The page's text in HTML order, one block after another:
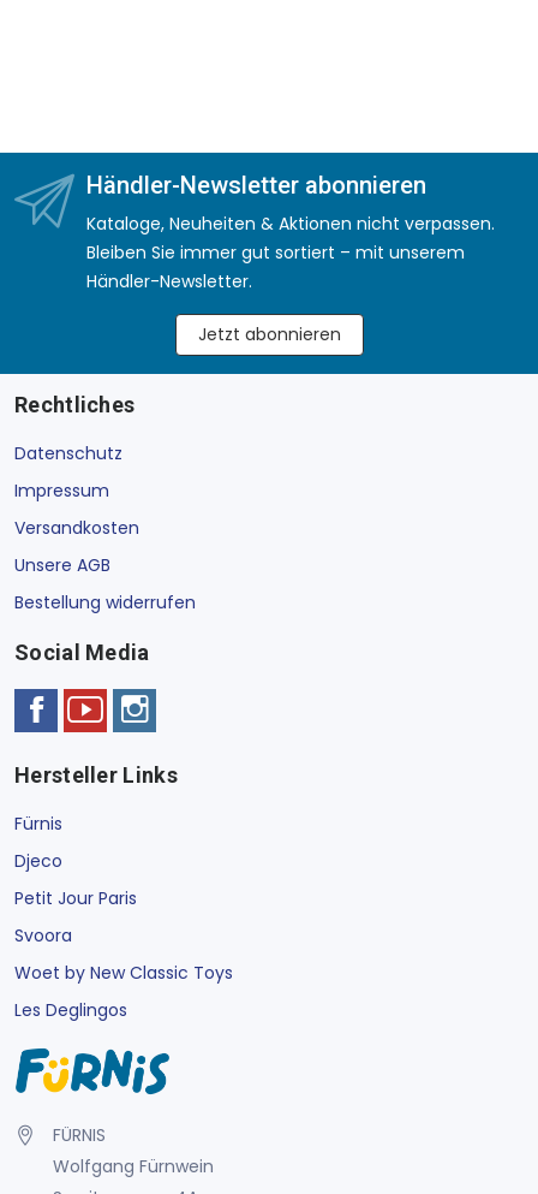
Händler-Newsletter abonnieren
Kataloge, Neuheiten & Aktionen nicht verpassen.
Bleiben Sie immer gut sortiert – mit unserem
Händler-Newsletter.
Jetzt abonnieren
Rechtliches
Datenschutz
Impressum
Versandkosten
Unsere AGB
Bestellung widerrufen
Social Media
Hersteller Links
Fürnis
Djeco
Petit Jour Paris
Svoora
Woet by New Classic Toys
Les Deglingos
FÜRNIS
Wolfgang Fürnwein